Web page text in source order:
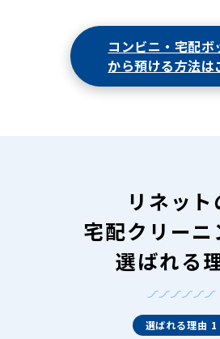
コンビニ・宅配ボ
から預ける方法は
リネット
宅配クリーニ
選ばれる
選ばれる理由 1